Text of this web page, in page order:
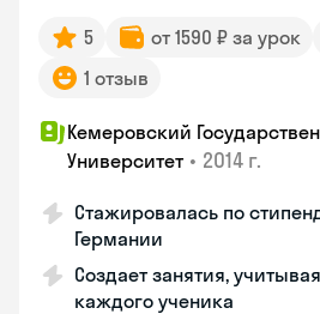
5 от 1590 ₽ за урок
1 отзыв
Кемеровский
Университет • 2014 г.
Стажировалась по
Германии
Создает занятия,
каждого ученика